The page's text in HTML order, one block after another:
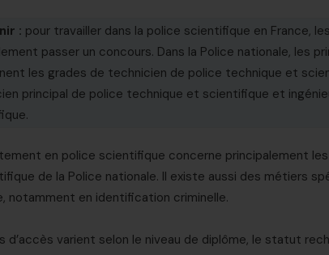
: pour travailler dans la police scientifique en France,
passer un concours. Dans la Police nationale, les
les grades de technicien de police technique et
principal de police technique et scientifique et
en police scientifique concerne principalement
de la Police nationale. Il existe aussi des métiers
notamment en identification criminelle.
d’accès varient selon le niveau de diplôme, le statut